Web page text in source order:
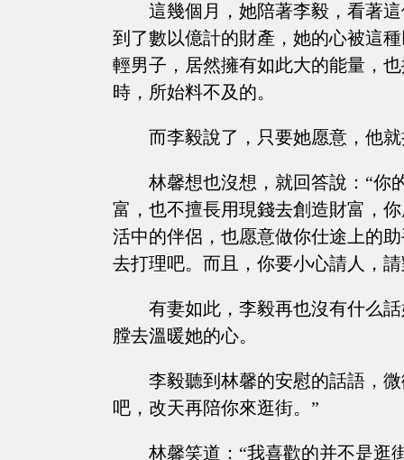
這幾個月，她陪著李毅，看著
到了數以億計的財產，她的心被這
輕男子，居然擁有如此大的能量，
時，所始料不及的。
而李毅說了，只要她愿意，他
林馨想也沒想，就回答說：“你
富，也不擅長用現錢去創造財富，
活中的伴侶，也愿意做你仕途上的
去打理吧。而且，你要小心請人，
有妻如此，李毅再也沒有什么
膛去溫暖她的心。
李毅聽到林馨的安慰的話語，
吧，改天再陪你來逛街。”
林馨笑道：“我喜歡的并不是逛